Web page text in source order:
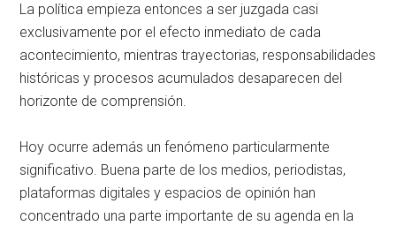
La política empieza entonces a ser juzgada casi
exclusivamente por el efecto inmediato de cada
acontecimiento, mientras trayectorias, responsabilidades
históricas y procesos acumulados desaparecen del
horizonte de comprensión.
Hoy ocurre además un fenómeno particularmente
significativo. Buena parte de los medios, periodistas,
plataformas digitales y espacios de opinión han
concentrado una parte importante de su agenda en la